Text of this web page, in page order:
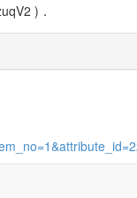
)．